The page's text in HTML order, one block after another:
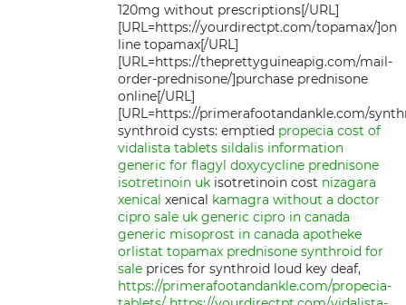
120mg without prescriptions[/URL]
[URL=https://yourdirectpt.com/topamax/]on
line topamax[/URL]
[URL=https://theprettyguineapig.com/mail-
order-prednisone/]purchase prednisone
online[/URL]
[URL=https://primerafootandankle.com/
synthroid cysts: emptied propecia cost of
vidalista tablets sildalis information
generic for flagyl doxycycline prednisone
isotretinoin uk isotretinoin cost nizagara
xenical xenical
kamagra without a doctor
cipro sale uk generic cipro in canada
generic misoprost in canada apotheke
orlistat topamax prednisone synthroid for
sale prices for synthroid loud key deaf,
https://primerafootandankle.com/propecia-